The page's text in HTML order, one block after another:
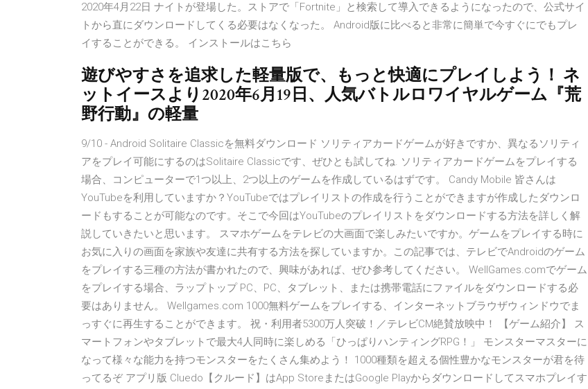
2020年4月22日 ナイトが登場した。ストアで「Fortnite」と検索して導入できるようになったので、公式サイ
トから直にダウンロードしてくる必要はなくなった。 Android版に比べると非常に簡単で今すぐにでもプレ
イすることができる。 インストールはこちら
遊びやすさを追求した軽量版で、もっと快適にプレイしよう！ ネ
ットイースより2020年6月19日、人気バトルロワイヤルゲーム『荒
野行動』の軽量
9/10 - Android Solitaire Classicを無料ダウンロード ソリティアカードゲームが好きですか、異なるソリティ
アをプレイ可能にするのはSolitaire Classicです、ぜひとも試してね. ソリティアカードゲームをプレイする
場合、コンピューターで1つ以上、2つ以上のゲームを作成しているはずです。 Candy Mobile 皆さんは
YouTubeを利用していますか？YouTubeではプレイリストの作成を行うことができますが作成したダウンロ
ードもすることが可能なのです。そこで今回はYouTubeのプレイリストをダウンロードする方法を詳しく解
説していきたいと思います。 スマホゲームをテレビの大画面で楽しみたいですか。ゲームをプレイする時に
お気に入りの画面を家族や友達に共有する方法を探していますか。この記事では、テレビでAndroidのゲーム
をプレイする三種の方法が書かれたので、興味があれば、ぜひ参考してください。 WellGames.comでゲーム
をプレイする場合、ラップトップ PC、PC、タブレット、または携帯電話にファイルをダウンロードする必
要はありません。 Wellgames.com 1000無料ゲームをプレイする、インターネットブラウザウィンドウでま
っすぐに再生することができます。 祝・利用者5300万人突破！／テレビCM絶賛放映中！ 【ゲーム紹介】 ス
マートフォンやタブレットで最大4人同時に楽しめる「ひっぱりハンティングRPG！」 モンスターマスターに
なって様々な能力を持つモンスターをたくさん集めよう！ 1000種類を超える個性豊かなモンスターが君を待
ってるぞ アプリ版 Cluedo【クルード】はApp StoreまたはGoogle Playからダウンロードしてスマホプレイす